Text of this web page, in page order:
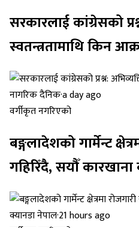
सरकारलाई कांग्रेसको
स्वतन्त्रतामाथि किन
नागरिक दैनिक·a day ago
वर्गीकृत नगरिएको
बङ्गलादेशको गार्मेन्ट
गहिरिँदै, सयौँ कारखाना
क्यानडा नेपाल·21 hours ago